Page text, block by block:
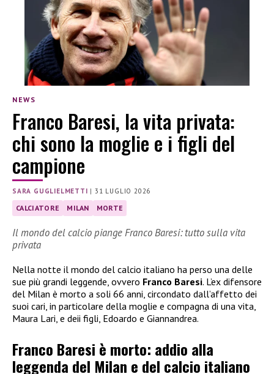
NEWS
Franco Baresi, la vita privata:
chi sono la moglie e i figli del
campione
SARA GUGLIELMETTI |31 LUGLIO 2026
CALCIATORE MILAN MORTE
Il mondo del calcio piange Franco Baresi: tutto sulla vita
privata
Nella notte il mondo del calcio italiano ha perso una delle
sue più grandi leggende, ovvero Franco Baresi. L’ex difensore
del Milan è morto a soli 66 anni, circondato dall’affetto dei
suoi cari, in particolare della moglie e compagna di una vita,
Maura Lari, e deii figli, Edoardo e Giannandrea.
Franco Baresi è morto: addio alla
leggenda del Milan e del calcio italiano